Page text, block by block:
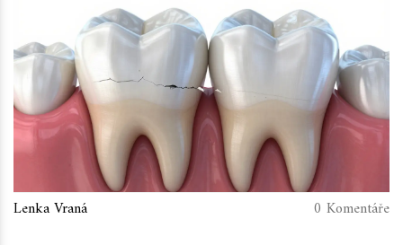
Lenka Vraná 0 Komentáře